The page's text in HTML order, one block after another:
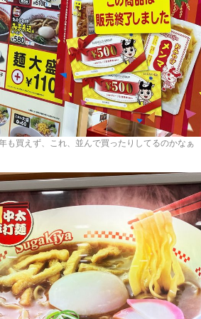
も買えず、これ、並んで買ったりしてるのかなぁ